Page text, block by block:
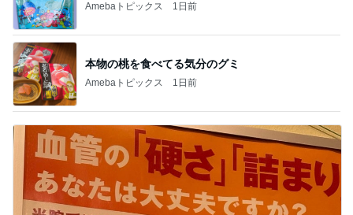
Amebaトピックス 1日前
本物の桃を食べてる気分のグミ
Amebaトピックス 1日前